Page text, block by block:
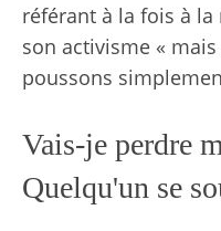
référant à la fois à
son activisme «
poussons
Vais-je perdre
Quelqu'un se